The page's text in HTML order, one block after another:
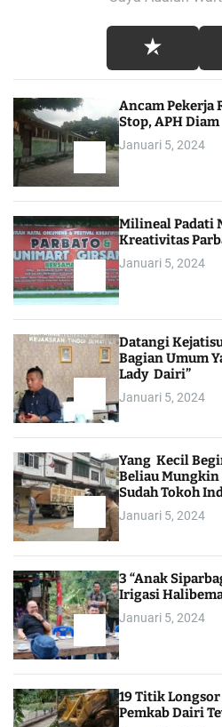
Ancam Pekerja
Stop, APH Diam
Januari 5, 2024
Milineal Padati
Kreativitas
Januari 5, 2024
Datangi
Bagian Umum
Lady Dairi”
Januari 5, 2024
Yang Kecil
Beliau Mungkin
Sudah Tokoh
Januari 5, 2024
3 “Anak
Irigasi
Januari 5, 2024
19 Titik
Pemkab Dairi